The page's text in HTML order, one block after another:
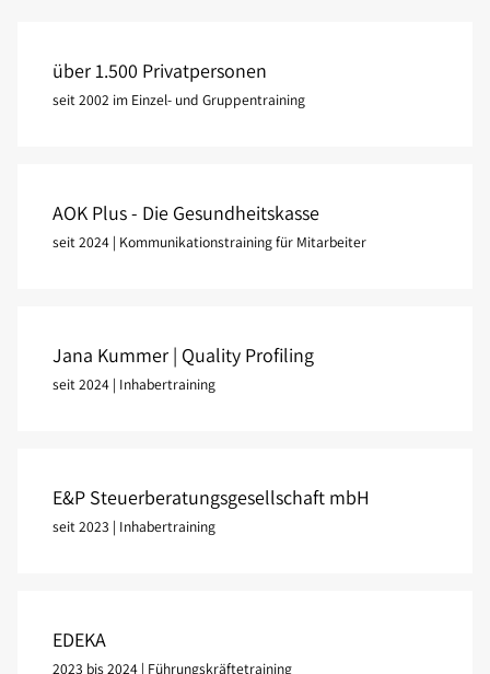
über 1.500 Privatpersonen
seit 2002 im Einzel- und Gruppentraining
AOK Plus - Die Gesundheitskasse
seit 2024 | Kommunikationstraining für Mitarbeiter
Jana Kummer | Quality Profiling
seit 2024 | Inhabertraining
E&P Steuerberatungsgesellschaft mbH
seit 2023 | Inhabertraining
EDEKA
2023 bis 2024 | Führungskräftetraining